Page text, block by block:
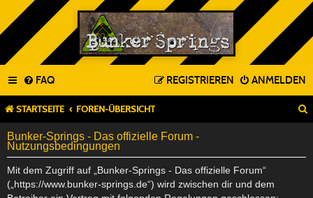
FAQ ANMELDEN
REGISTRIEREN
STARTSEITE FOREN-ÜBERSICHT
Bunker-Springs - Das offizielle Forum -
Nutzungsbedingungen
Mit dem Zugriff auf „Bunker-Springs - Das offizielle Forum“
(„https://www.bunker-springs.de“) wird zwischen dir und dem